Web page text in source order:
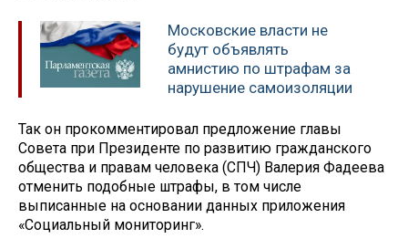
Московские власти не
будут объявлять
амнистию по штрафам за
нарушение самоизоляции
Так он прокомментировал предложение главы
Совета при Президенте по развитию гражданского
общества и правам человека (СПЧ) Валерия Фадеева
отменить подобные штрафы, в том числе
выписанные на основании данных приложения
«Социальный мониторинг».